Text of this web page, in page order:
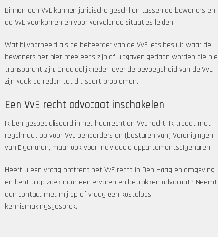
Binnen een VvE kunnen juridische geschillen tussen de bewoners en
de VvE voorkomen en voor vervelende situaties leiden.
Wat bijvoorbeeld als de beheerder van de VvE iets besluit waar de
bewoners het niet mee eens zijn of uitgaven gedaan worden die
transparant zijn. Onduidelijkheden over de bevoegdheid van de VvE
zijn vaak de reden tot dit soort problemen.
Een VvE recht advocaat inschakelen
Ik ben gespecialiseerd in het huurrecht en VvE recht. Ik treedt met
regelmaat op voor VvE beheerders en (besturen van) Verenigingen
van Eigenaren, maar ook voor individuele appartementseigenaren.
Heeft u een vraag omtrent het VvE recht in Den Haag en omgeving
en bent u op zoek naar een ervaren en betrokken advocaat?
dan contact met mij op of vraag een kosteloos
kennismakingsgesprek.